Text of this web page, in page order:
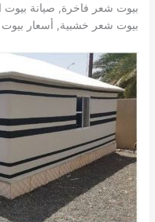
بيوت شعر فاخرة, صيانة
بيوت شعر خشبية, أسعار